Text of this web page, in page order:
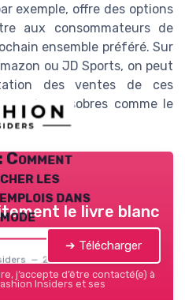
exemple, offre des options
aux consommateurs de
ensemble préféré. Sur
ou JD Sports, on peut
des ventes de ces
couleurs sobres comme le
Comment
les
dans
— 2026
le livre blanc
➔ Télécharger
j’accepte d’être contacté(e) à
Insiders et ses